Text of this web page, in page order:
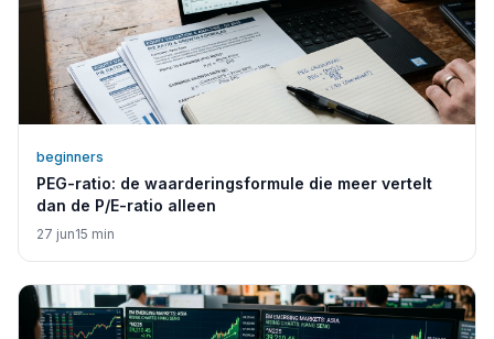
beginners
PEG-ratio: de waarderingsformule die meer vertelt
dan de P/E-ratio alleen
27 jun15 min